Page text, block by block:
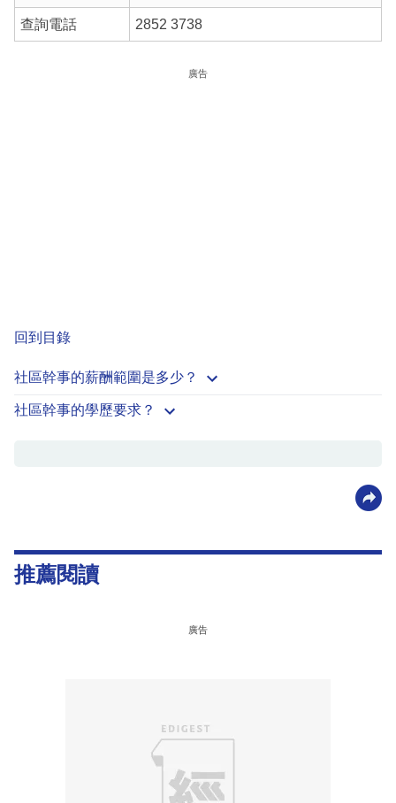
查詢電話 2852 3738
廣告
回到目錄
社區幹事的薪酬範圍是多少？
社區幹事的學歷要求？
推薦閱讀
廣告